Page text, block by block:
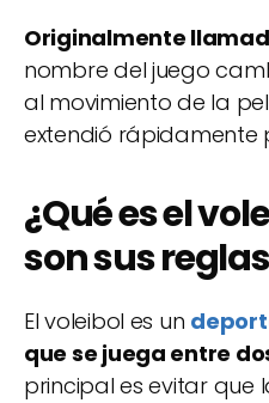
Originalmente
nombre del juego
al movimiento de la
extendió rápidamente
¿Qué es el
son sus
El voleibol es un
que se juega entre
principal es evitar que